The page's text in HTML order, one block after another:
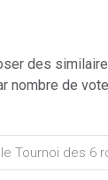
des
de